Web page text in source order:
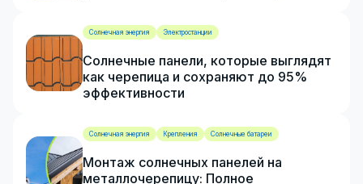
Солнечная энергия Электростанции
Солнечные панели, которые выглядят
как черепица и сохраняют до 95%
эффективности
Солнечная энергия Крепления Солнечные батареи
Монтаж солнечных панелей на
металлочерепицу: Полное